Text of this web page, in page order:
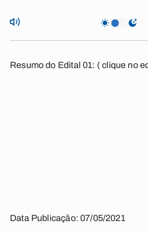
Resumo do Edital 01: ( clique no
Data Publicação: 07/05/2021